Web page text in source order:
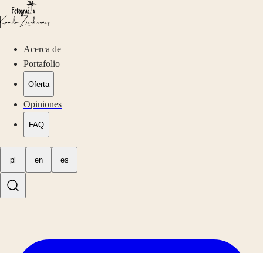
Acerca de
Portafolio
Oferta
Opiniones
FAQ
pl en es